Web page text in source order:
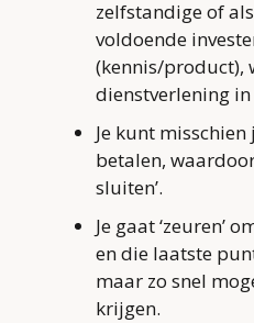
zelfstandige of
voldoende
(kennis/product),
dienstverlening
Je kunt
betalen,
sluiten’.
Je gaat ‘zeuren’
en die laatste
maar zo snel
krijgen.